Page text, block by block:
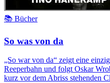
📚 Bücher
So was von da
„So war von da“ zeigt eine
Reeperbahn und folgt Oskar
kurz vor dem Abriss stehenden